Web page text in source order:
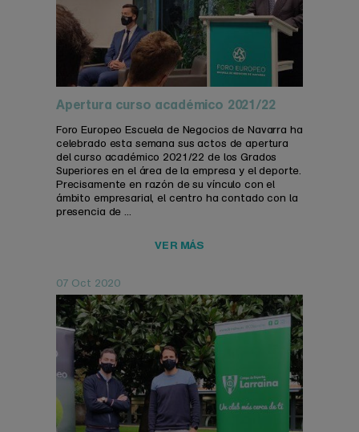
Apertura curso académico 2021/22
Foro Europeo Escuela de Negocios de Navarra ha
celebrado esta semana sus actos de apertura
del curso académico 2021/22 de los Grados
Superiores en el área de la empresa y el deporte.
Precisamente en razón de su vínculo con el
ámbito empresarial, el centro ha contado con la
presencia de ...
VER MÁS
07 Oct 2020